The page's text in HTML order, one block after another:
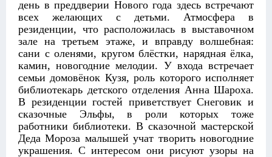
день в преддверии Нового года здесь встречают
всех желающих с детьми. Атмосфера в
резиденции, что расположилась в выставочном
зале на третьем этаже, и вправду волшебная:
сани с оленями, кругом блёстки, нарядная ёлка,
камин, новогодние мелодии. У входа встречает
семьи домовёнок Кузя, роль которого исполняет
библиотекарь детского отделения Анна Шароха.
В резиденции гостей приветствует Снеговик и
сказочные Эльфы, в роли которых тоже
работники библиотеки. В сказочной мастерской
Деда Мороза малышей учат творить новогодние
украшения. С интересом они рисуют узоры на